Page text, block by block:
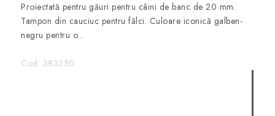
Proiectată pentru găuri pentru câini de banc de 20 mm.
Tampon din cauciuc pentru fălci. Culoare iconică galben-
negru pentru o...
Cod: 383250